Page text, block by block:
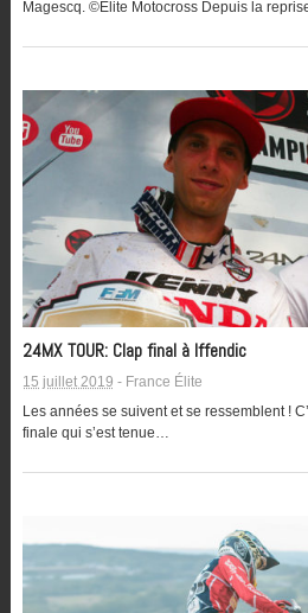
Magescq. ©Elite Motocross Depuis la
24MX TOUR: Clap final à Iffendic
15 juillet 2019 - France Élite
Les années se suivent et se ressemblent !
finale qui s’est tenue…